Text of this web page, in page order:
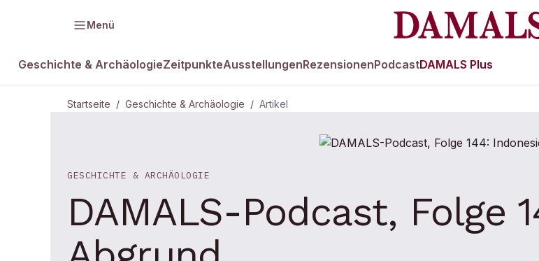
Menü
Geschichte & ArchäologieZeitpunkteAusstellungenRezensionenPodcastDAMALS Plus
Startseite / Geschichte & Archäologie / Artikel
GESCHICHTE & ARCHÄOLOGIE
DAMALS-Podcast, Folge